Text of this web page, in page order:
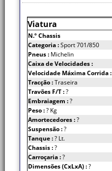
Viatura
N.º Chassis
Categoria :Sport 701/850
Pneus : Michelin
Caixa de Velocidades :
Velocidade Máxima Corrida :
Tracção :Traseira
Travões F/T :?
Embraiagem :?
Peso :? Kg
Amortecedores :?
Suspensão :?
Tanque :? Lt.
Chassis :?
Carroçaria :?
Dimensões (CxLxA) :?